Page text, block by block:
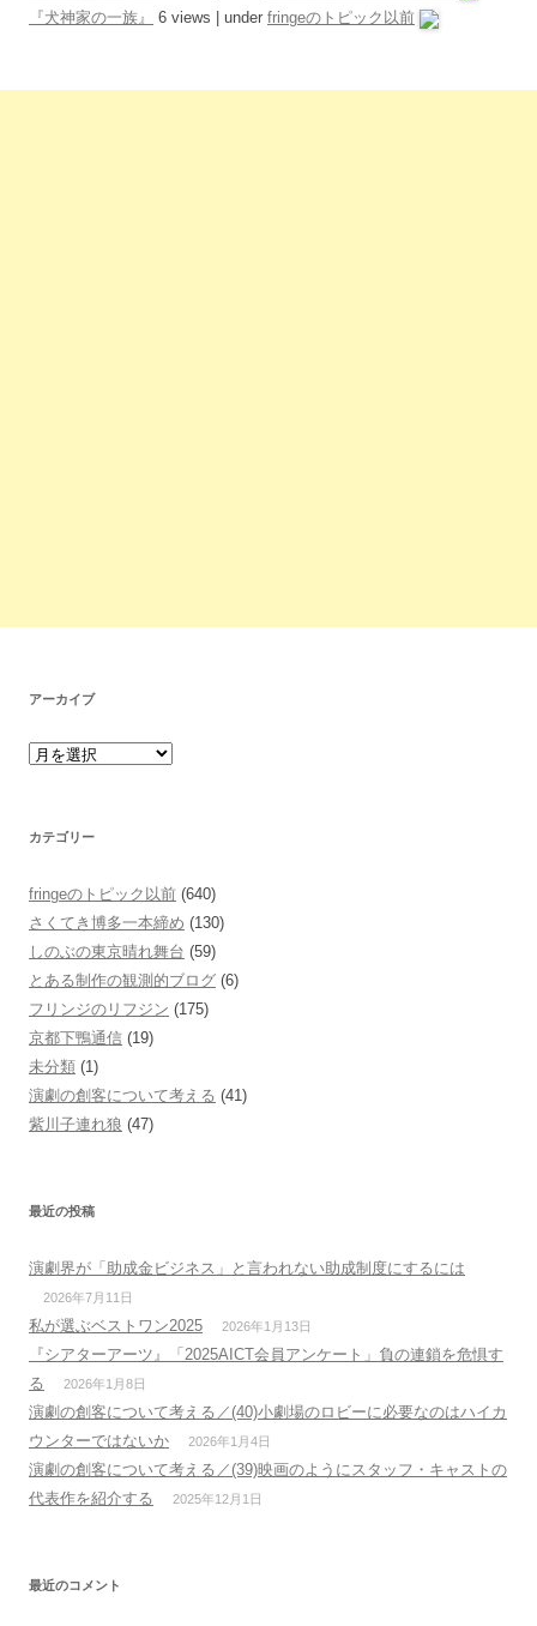
『犬神家の一族』
6 views under fringeのトピック以前
アーカイブ
カテゴリー
fringeのトピック以前 (640)
さくてき博多一本締め (130)
しのぶの東京晴れ舞台 (59)
とある制作の観測的ブログ (6)
フリンジのリフジン (175)
京都下鴨通信 (19)
未分類 (1)
演劇の創客について考える (41)
紫川子連れ狼 (47)
最近の投稿
演劇界が「助成金ビジネス」と言われない助成制度にするには
2026年7月11日
私が選ぶベストワン2025 2026年1月13日
『シアターアーツ』「2025AICT会員アンケート」負の連鎖を危惧す
る
2026年1月8日
演劇の創客について考える／(40)小劇場のロビーに必要なのはハイカ
ウンターではないか
2026年1月4日
演劇の創客について考える／(39)映画のようにスタッフ・キャストの
代表作を紹介する
2025年12月1日
最近のコメント